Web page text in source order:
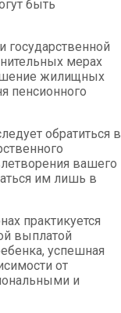
быть
мерах
жилищных
пенсионного
обратиться в
вашего
им лишь в
практикуется
выплатой
успешная
от
и